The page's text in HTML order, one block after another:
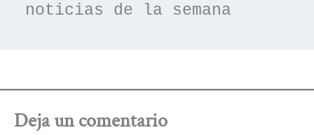
noticias de la semana
Deja un comentario